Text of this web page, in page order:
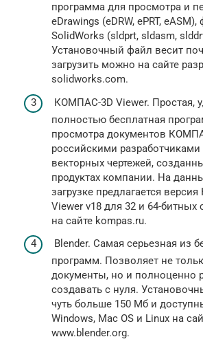
программа для просмотра и
eDrawings (eDRW, ePRT,
SolidWorks (sldprt, sldasm,
Установочный файл весит
загрузить можно на сайте
solidworks.com.
КОМПАС-3D Viewer. Простая,
полностью бесплатная
просмотра документов
российскими
векторных чертежей,
продуктах компании. На
загрузке предлагается
Viewer v18 для 32 и 64-битных
на сайте kompas.ru.
Blender. Самая серьезная из
программ. Позволяет не
документы, но и полноценно
создавать с нуля.
чуть больше 150 Мб и
Windows, Mac OS и Linux на
www.blender.org.